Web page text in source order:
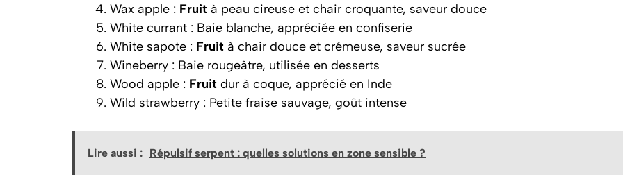
Wax apple : Fruit à peau cireuse et chair croquante, saveur douce
White currant : Baie blanche, appréciée en confiserie
White sapote : Fruit à chair douce et crémeuse, saveur sucrée
Wineberry : Baie rougeâtre, utilisée en desserts
Wood apple : Fruit dur à coque, apprécié en Inde
Wild strawberry : Petite fraise sauvage, goût intense
Lire aussi : Répulsif serpent : quelles solutions en zone sensible ?